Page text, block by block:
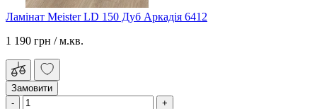
Ламінат Meister LD 150 Дуб Аркадія 6412
1 190 грн / м.кв.
Замовити